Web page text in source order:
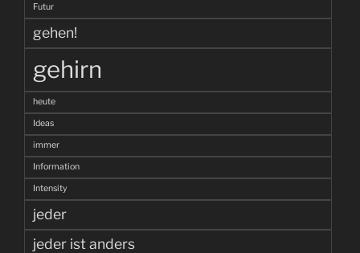
Futur
gehen!
gehirn
heute
Ideas
immer
Information
Intensity
jeder
jeder ist anders